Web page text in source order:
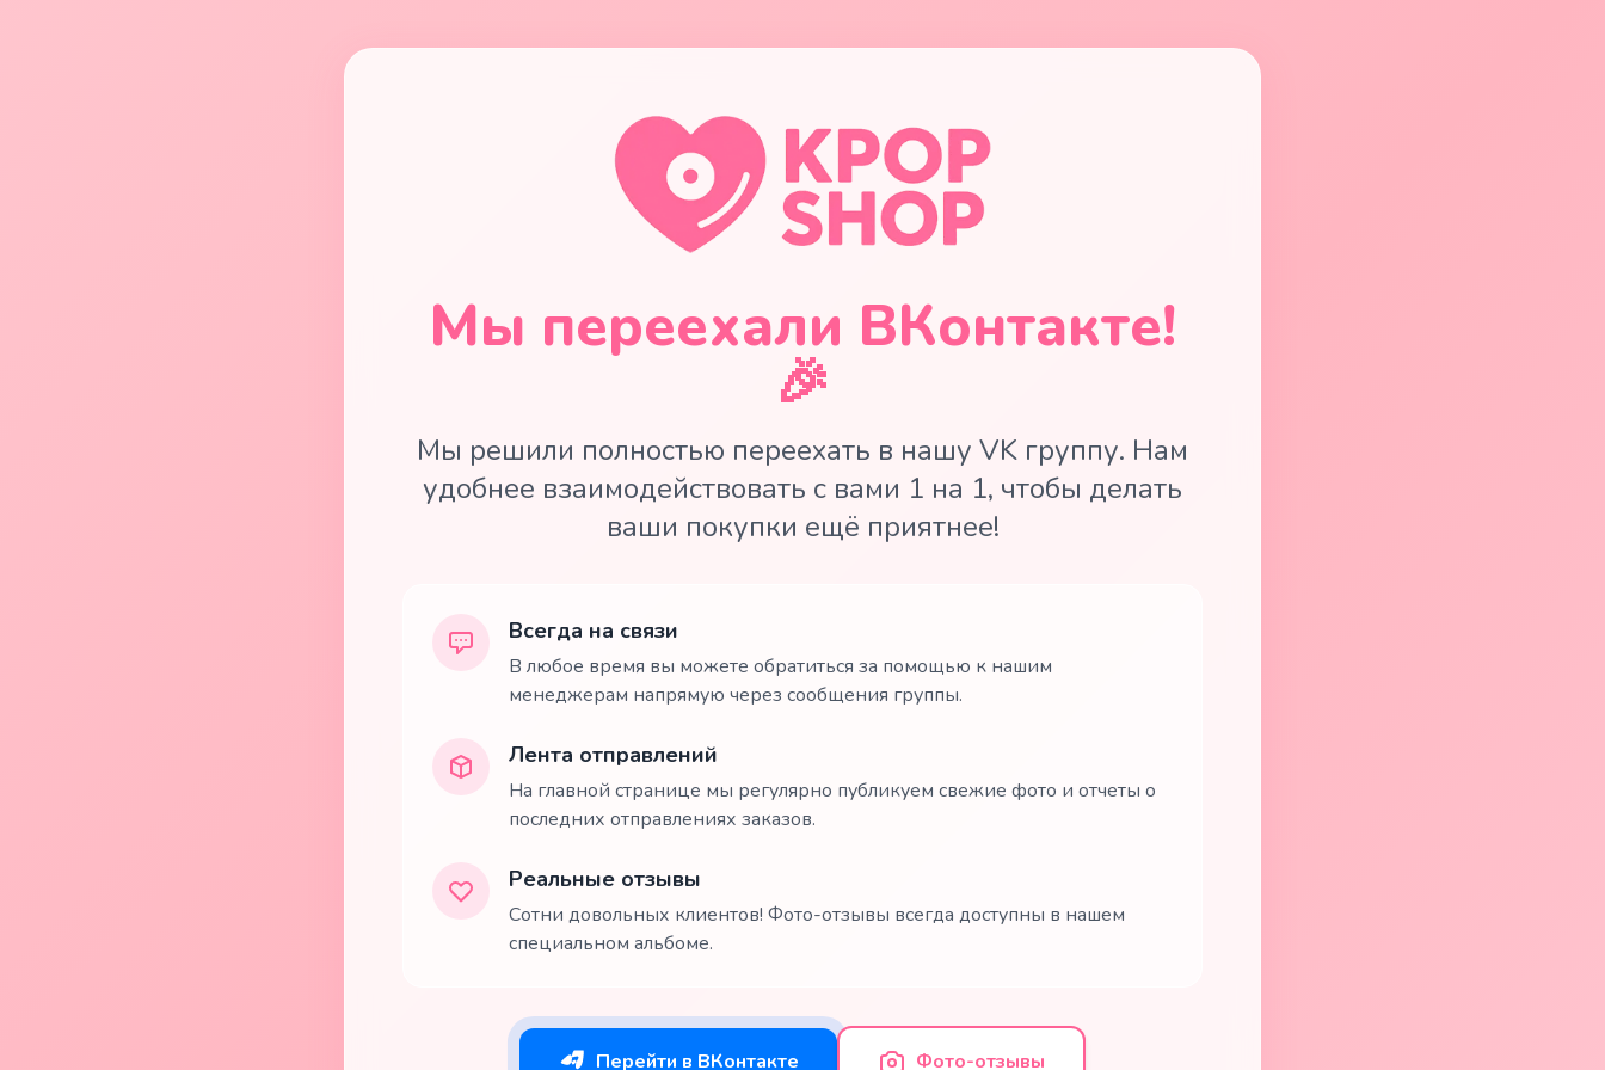
Мы переехали ВКонтакте!
🎉
Мы решили полностью переехать в нашу VK группу. Нам
удобнее взаимодействовать с вами 1 на 1, чтобы делать
ваши покупки ещё приятнее!
Всегда на связи
В любое время вы можете обратиться за помощью к нашим
менеджерам напрямую через сообщения группы.
Лента отправлений
На главной странице мы регулярно публикуем свежие фото и отчеты о
последних отправлениях заказов.
Реальные отзывы
Сотни довольных клиентов! Фото-отзывы всегда доступны в нашем
специальном альбоме.
Перейти в ВКонтакте Фото-отзывы